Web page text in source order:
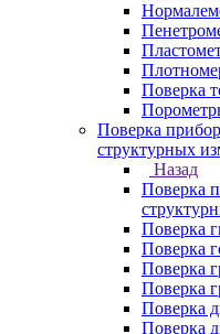
Поверка
Поверка
структурных
Назад
Поверка
Поверка
Поверка
Поверка
Поверка
Поверка
Поверка